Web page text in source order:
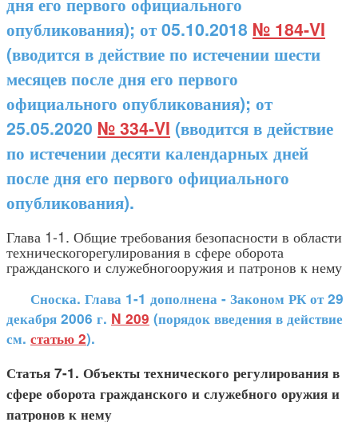
опубликования); от 05.10.2018 № 184-VI
(вводится в действие по истечении шести
месяцев после дня его первого
официального опубликования); от
25.05.2020 № 334-VI (вводится в действие
по истечении десяти календарных дней
после дня его первого официального
опубликования).
Глава 1-1. Общие требования безопасности в области
техническогорегулирования в сфере оборота
гражданского и служебногооружия и патронов к нему
Сноска. Глава 1-1 дополнена - Законом РК от 29
декабря 2006 г. N 209 (порядок введения в действие
см. статью 2).
Статья 7-1. Объекты технического регулирования в
сфере оборота гражданского и служебного оружия и
патронов к нему